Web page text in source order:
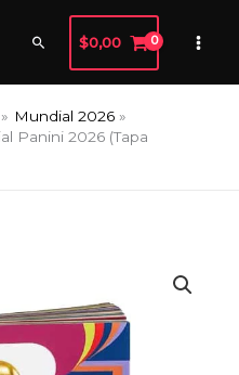
Buscar
$0,00
Mundial 2026
Panini 2026 (Tapa